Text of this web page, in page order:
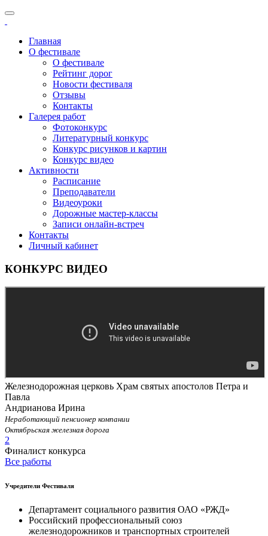
Главная
О фестивале
О фестивале
Рейтинг дорог
Новости фестиваля
Отзывы
Контакты
Галерея работ
Фотоконкурс
Литературный конкурс
Конкурс рисунков и картин
Конкурс видео
Активности
Расписание
Преподаватели
Видеоуроки
Дорожные мастер-классы
Записи онлайн-встреч
Контакты
Личный кабинет
КОНКУРС ВИДЕО
Железнодорожная церковь Храм святых апостолов Петра и
Павла
Андрианова Ирина
Неработающий пенсионер компании
Октябрьская железная дорога
2
Финалист конкурса
Все работы
Учредители Фестиваля
Департамент социального развития ОАО «РЖД»
Российский профессиональный союз
железнодорожников и транспортных строителей